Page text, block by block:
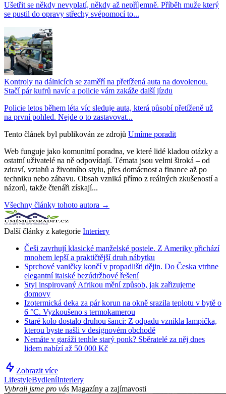
Ušetřit se někdy nevyplatí, někdy až nepříjemně. Příběh muže který
se pustil do opravy střechy svépomocí to...
Kontroly na dálnicích se zaměří na přetížená auta na dovolenou.
Stačí pár kufrů navíc a policie vám zakáže další jízdu
Policie letos během léta víc sleduje auta, která působí přetíženě už
na první pohled. Nejde o to zastavovat...
Tento článek byl publikován ze zdrojů Umíme poradit
Web funguje jako komunitní poradna, ve které lidé kladou otázky a
ostatní uživatelé na ně odpovídají. Témata jsou velmi široká – od
zdraví, vztahů a životního stylu, přes domácnost a finance až po
techniku nebo zábavu. Obsah vzniká přímo z reálných zkušeností a
názorů, takže čtenáři získají...
Všechny články tohoto autora →
Další články z kategorie Interiery
Češi zavrhují klasické manželské postele. Z Ameriky přichází
mnohem lepší a praktičtější druh nábytku
Sprchové vaničky končí v propadlišti dějin. Do Česka vtrhne
elegantní italské bezúdržbové řešení
Styl inspirovaný Afrikou mění způsob, jak zařizujeme
domovy
Izotermická deka za pár korun na okně srazila teplotu v bytě o
6 °C. Vyzkoušeno s termokamerou
Staré kolo dostalo druhou šanci: Z odpadu vznikla lampička,
kterou byste našli v designovém obchodě
Nemáte v garáži tenhle starý ponk? Sběratelé za něj dnes
lidem nabízí až 50 000 Kč
Zobrazit více
LifestyleBydleníInteriery
Vybrali jsme pro vás Magazíny a zajímavosti